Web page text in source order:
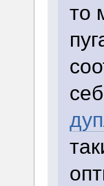
то